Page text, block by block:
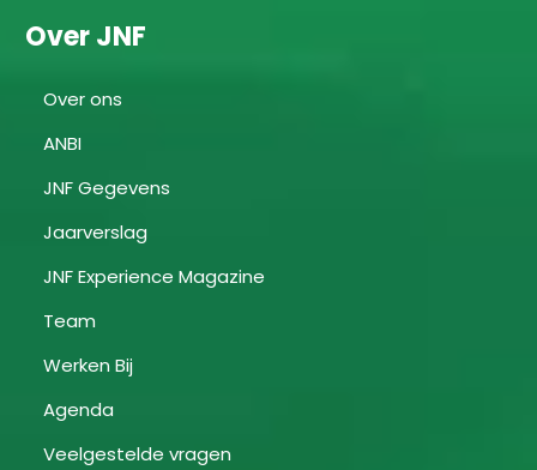
Over JNF
Over ons
ANBI
JNF Gegevens
Jaarverslag
JNF Experience Magazine
Team
Werken Bij
Agenda
Veelgestelde vragen